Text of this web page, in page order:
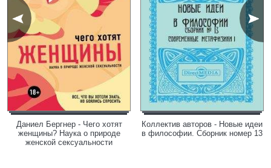
Даниел Бергнер - Чего хотят
женщины? Наука о природе
женской сексуальности
Коллектив авторов - Новые идеи
в философии. Сборник номер 13